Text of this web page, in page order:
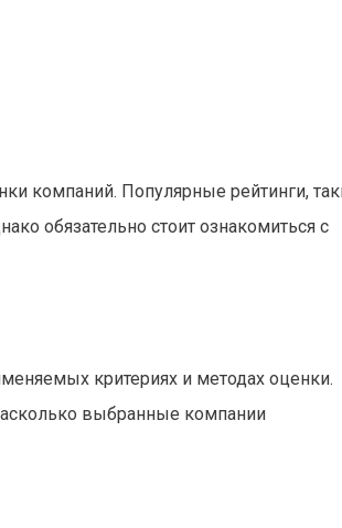
компаний. Популярные рейтинги,
обязательно стоит ознакомиться с
критериях и методах оценки.
выбранные компании